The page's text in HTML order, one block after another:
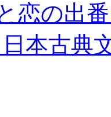
恋の出
本古典